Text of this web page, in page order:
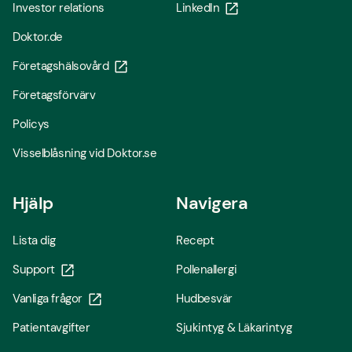
Investor relations
Doktor.de
Företagshälsovård
Företagsförvärv
Policys
Visselblåsning vid Doktor.se
LinkedIn
Hjälp
Lista dig
Support
Vanliga frågor
Patientavgifter
Navigera
Recept
Pollenallergi
Hudbesvär
Sjukintyg & Läkarintyg